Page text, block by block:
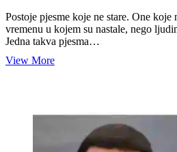
Postoje pjesme koje ne stare. One koje
vremenu u kojem su nastale, nego
Jedna takva pjesma…
View MorePamtimo
Moru,